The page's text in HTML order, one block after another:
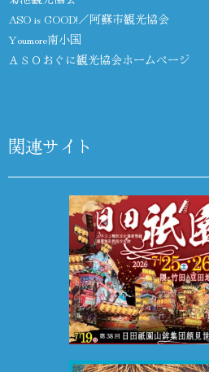
ASO is GOOD!／阿蘇市観光協会
Youmore南小国
ＡＳＯおぐに観光協会ホームページ
関連サイト